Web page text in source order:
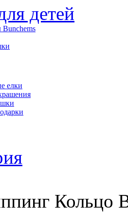
детей
Bunchems
елки
Кольцо